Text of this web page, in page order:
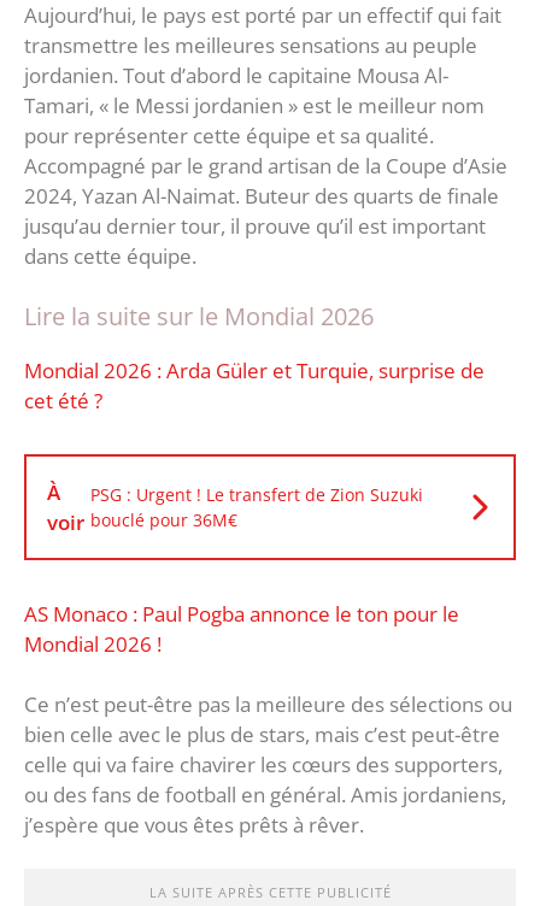
Aujourd’hui, le pays est porté par un effectif qui fait
transmettre les meilleures sensations au peuple
jordanien. Tout d’abord le capitaine Mousa Al-
Tamari, « le Messi jordanien » est le meilleur nom
pour représenter cette équipe et sa qualité.
Accompagné par le grand artisan de la Coupe d’Asie
2024, Yazan Al-Naimat. Buteur des quarts de finale
jusqu’au dernier tour, il prouve qu’il est important
dans cette équipe.
Lire la suite sur le Mondial 2026
Mondial 2026 : Arda Güler et Turquie, surprise de
cet été ?
À
voir
PSG : Urgent ! Le transfert de Zion Suzuki
bouclé pour 36M€
AS Monaco : Paul Pogba annonce le ton pour le
Mondial 2026 !
Ce n’est peut-être pas la meilleure des sélections ou
bien celle avec le plus de stars, mais c’est peut-être
celle qui va faire chavirer les cœurs des supporters,
ou des fans de football en général. Amis jordaniens,
j’espère que vous êtes prêts à rêver.
LA SUITE APRÈS CETTE PUBLICITÉ